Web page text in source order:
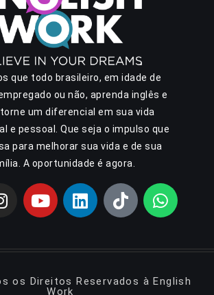
que todo brasileiro, em idade de
ou não, aprenda inglês e
um diferencial em sua vida
e pessoal. Que seja o impulso que
para melhorar sua vida e de sua
A oportunidade é agora.
os Direitos Reservados à English
Work